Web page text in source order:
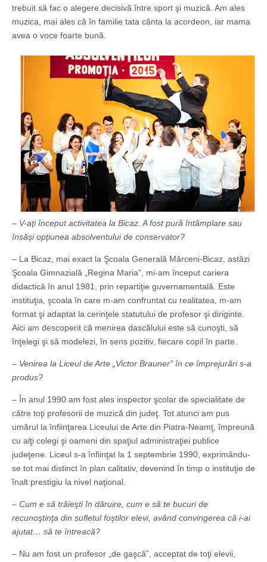
trebuit să fac o alegere decisivă între sport şi muzică. Am ales
muzica, mai ales că în familie tata cânta la acordeon, iar mama
avea o voce foarte bună.
– V-aţi început activitatea la Bicaz. A fost pură întâmplare sau
însăşi opţiunea absolventului de conservator?
– La Bicaz, mai exact la Şcoala Generală Mărceni-Bicaz, astăzi
Şcoala Gimnazială „Regina Maria”, mi-am început cariera
didactică în anul 1981, prin repartiţie guvernamentală. Este
instituţia, şcoala în care m-am confruntat cu realitatea, m-am
format şi adaptat la cerinţele statutului de profesor şi diriginte.
Aici am descoperit că menirea dascălului este să cunoşti, să
înţelegi şi să modelezi, în sens pozitiv, fiecare copil în parte.
– Venirea la Liceul de Arte „Victor Brauner” în ce împrejurări s-a
produs?
– În anul 1990 am fost ales inspector şcolar de specialitate de
către toţi profesorii de muzică din judeţ. Tot atunci am pus
umărul la înfiinţarea Liceului de Arte din Piatra-Neamţ, împreună
cu alţi colegi şi oameni din spaţiul administraţiei publice
judeţene. Liceul s-a înfiinţat la 1 septembrie 1990, exprimându-
se tot mai distinct în plan calitativ, devenind în timp o instituţie de
înalt prestigiu la nivel naţional.
– Cum e să trăieşti în dăruire, cum e să te bucuri de
recunoştinţa din sufletul foştilor elevi, având convingerea că i-ai
ajutat… să te întreacă?
– Nu am fost un profesor „de gaşcă”, acceptat de toţi elevii,